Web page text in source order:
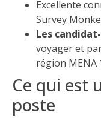
Excellente
Survey
Les
voyager et
région MENA
Ce qui est
poste